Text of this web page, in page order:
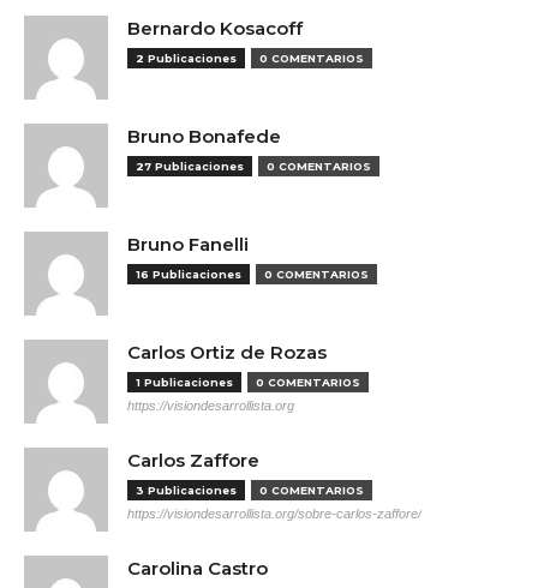
Bernardo Kosacoff
2 Publicaciones 0 COMENTARIOS
Bruno Bonafede
27 Publicaciones 0 COMENTARIOS
Bruno Fanelli
16 Publicaciones 0 COMENTARIOS
Carlos Ortiz de Rozas
1 Publicaciones 0 COMENTARIOS
https://visiondesarrollista.org
Carlos Zaffore
3 Publicaciones 0 COMENTARIOS
https://visiondesarrollista.org/sobre-carlos-zaffore/
Carolina Castro